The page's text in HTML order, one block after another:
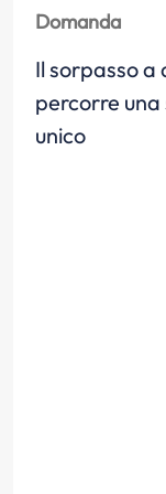
Domanda
Il sorpasso a
percorre
unico